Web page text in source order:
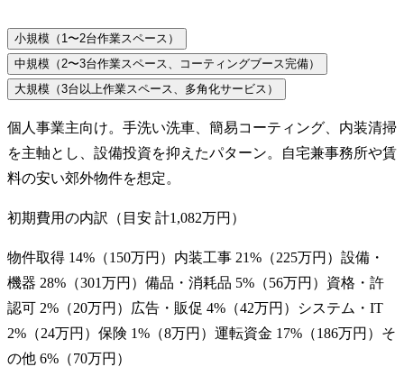
小規模（1〜2台作業スペース）
中規模（2〜3台作業スペース、コーティングブース完備）
大規模（3台以上作業スペース、多角化サービス）
個人事業主向け。手洗い洗車、簡易コーティング、内装清掃
を主軸とし、設備投資を抑えたパターン。自宅兼事務所や賃
料の安い郊外物件を想定。
初期費用の内訳（目安 計1,082万円 ）
物件取得 14%（150万円 ） 内装工事 21%（225万円 ） 設備・
機器 28%（301万円 ） 備品・消耗品 5%（56万円 ） 資格・許
認可 2%（20万円 ） 広告・販促 4%（42万円 ）
システム・IT
2%（24万円 ） 保険 1%（8万円 ） 運転資金 17%（186万円 ） そ
の他 6%（70万円 ）